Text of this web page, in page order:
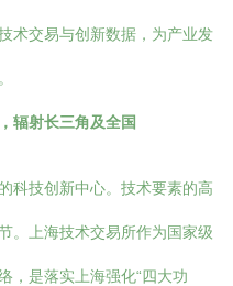
术交易与创新数据，为产业发
辐射长三角及全国
科技创新中心。技术要素的高
。上海技术交易所作为国家级
，是落实上海强化“四大功